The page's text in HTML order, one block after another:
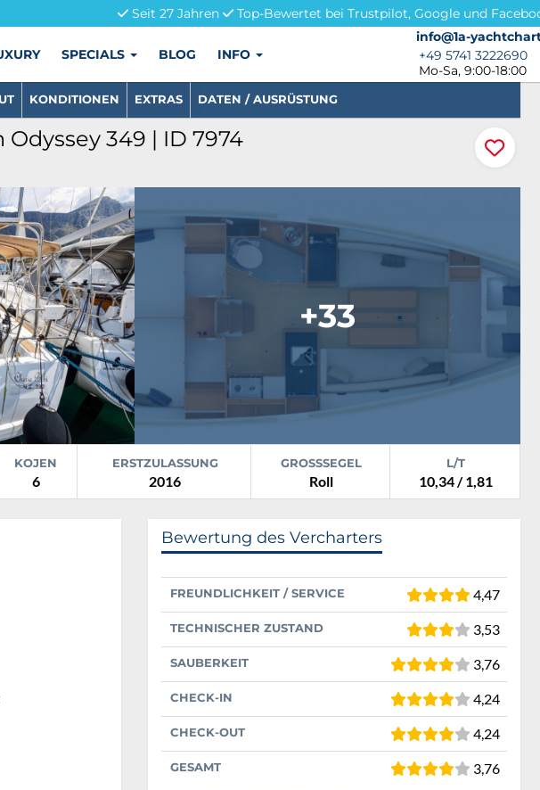
Seit 27 Jahren
Top-Bewertet bei Trustpilot, Google und
info@1a-
info@1a-
+49 5741 3222690
+49 5741 3222690
Mo-Sa, 9:00-18:00
SPECIALS BLOG INFO
KONDITIONEN EXTRAS DATEN / AUSRÜSTUNG
Odyssey 349 | ID 7974
+33
KOJEN
6
ERSTZULASSUNG
2016
GROSSSEGEL
Roll
L/T
10,34 / 1,81
Bewertung des Vercharters
FREUNDLICHKEIT / SERVICE 4,47
TECHNISCHER ZUSTAND 3,53
SAUBERKEIT 3,76
CHECK-IN 4,24
CHECK-OUT 4,24
GESAMT 3,76